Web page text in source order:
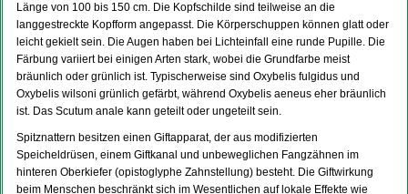
Länge von 100 bis 150 cm. Die Kopfschilde sind teilweise an die
langgestreckte Kopfform angepasst. Die Körperschuppen können glatt oder
leicht gekielt sein. Die Augen haben bei Lichteinfall eine runde Pupille. Die
Färbung variiert bei einigen Arten stark, wobei die Grundfarbe meist
bräunlich oder grünlich ist. Typischerweise sind Oxybelis fulgidus und
Oxybelis wilsoni grünlich gefärbt, während Oxybelis aeneus eher bräunlich
ist. Das Scutum anale kann geteilt oder ungeteilt sein.
Spitznattern besitzen einen Giftapparat, der aus modifizierten
Speicheldrüsen, einem Giftkanal und unbeweglichen Fangzähnen im
hinteren Oberkiefer (opistoglyphe Zahnstellung) besteht. Die Giftwirkung
beim Menschen beschränkt sich im Wesentlichen auf lokale Effekte wie